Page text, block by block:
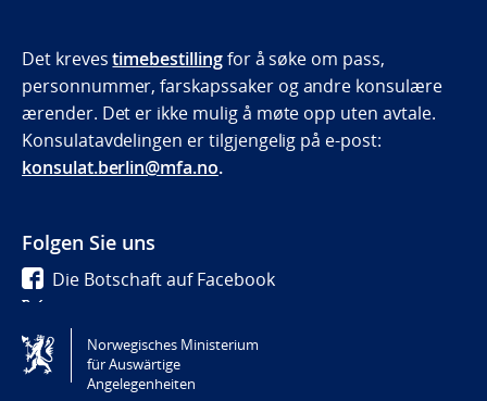
Det krevestimebestillingfor å søke om pass,
personnummer, farskapssaker og andre konsulære
ærender. Det er ikke mulig å møte opp uten avtale.
Konsulatavdelingen er tilgjengelig på e-post:
konsulat.berlin@mfa.no.
Folgen Sie uns
Die Botschaft auf Facebook
Die Botschaft auf Instagram
Norwegisches Ministerium
für Auswärtige
Angelegenheiten